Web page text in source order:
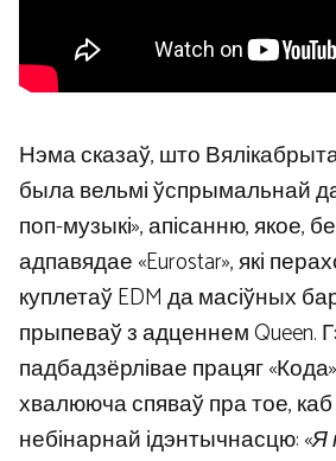
Нэма сказаў, што
была вельмі ўспрымальнай
поп-музыкі», апісанню, якое,
адпавядае «Eurostar», які
куплетаў EDM да масіўных
прыпеваў з адценнем Queen.
падбадзёрлівае працяг
хвалююча спяваў пра тое,
небінарнай ідэнтычнасцю: «Я